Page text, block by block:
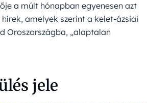
a múlt hónapban egyenesen azt
amelyek szerint a kelet-ázsiai
Oroszországba, „alaptalan
jele